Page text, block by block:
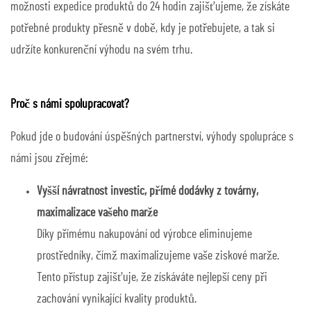
možnosti expedice produktů do 24 hodin zajišťujeme, že získáte
potřebné produkty přesně v době, kdy je potřebujete, a tak si
udržíte konkurenční výhodu na svém trhu.
Proč s námi spolupracovat?
Pokud jde o budování úspěšných partnerství, výhody spolupráce s
námi jsou zřejmé:
Vyšší návratnost investic, přímé dodávky z továrny,
maximalizace vašeho marže
Díky přímému nakupování od výrobce eliminujeme
prostředníky, čímž maximalizujeme vaše ziskové marže.
Tento přístup zajišťuje, že získáváte nejlepší ceny při
zachování vynikající kvality produktů.